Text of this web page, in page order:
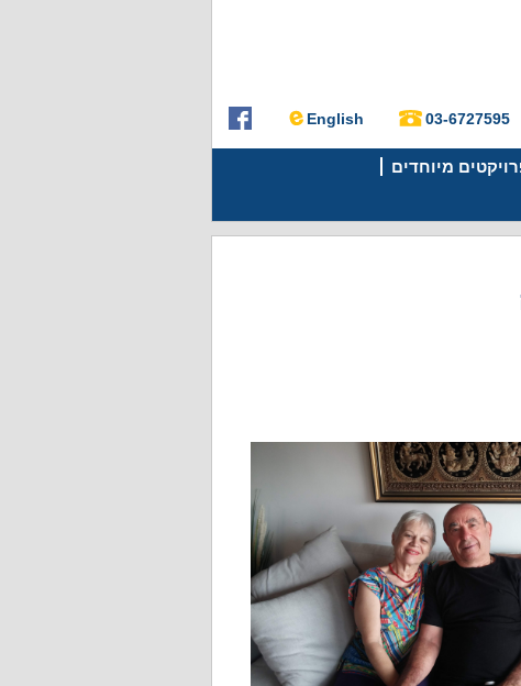
English 03-6727595
מיוחדים